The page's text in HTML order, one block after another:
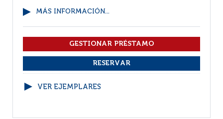
MÁS INFORMACIÓN...
VER EJEMPLARES